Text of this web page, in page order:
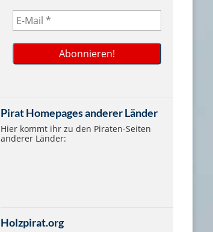
Pirat Homepages anderer Länder
Hier kommt ihr zu den Piraten-Seiten
anderer Länder:
Holzpirat.org